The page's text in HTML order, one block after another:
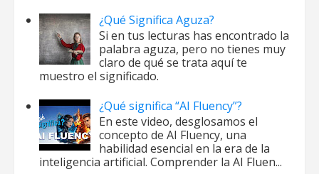
¿Qué Significa Aguza?
Si en tus lecturas has encontrado la
palabra aguza, pero no tienes muy
claro de qué se trata aquí te
muestro el significado.
¿Qué significa “AI Fluency”?
En este video, desglosamos el
concepto de AI Fluency, una
habilidad esencial en la era de la
inteligencia artificial. Comprender la AI Fluen...